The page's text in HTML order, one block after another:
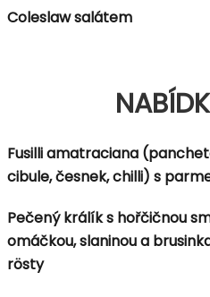
Coleslaw salátem
Fusilli amatraciana
cibule, česnek, chilli) s
Pečený králík s hořčičnou
omáčkou, slaninou a
rösty